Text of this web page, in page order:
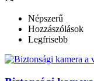
Népszerű
Hozzászólások
Legfrisebb